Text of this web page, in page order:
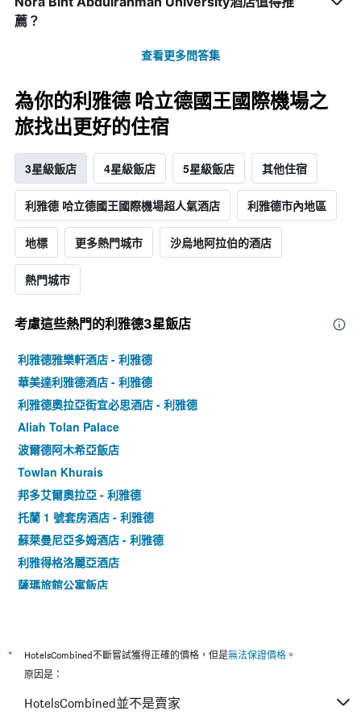
薦？
查看更多問答集
為你的利雅德 哈立德國王國際機場之
旅找出更好的住宿
3星級飯店 4星級飯店 5星級飯店 其他住宿
利雅德 哈立德國王國際機場超人氣酒店 利雅德市內地區
地標 更多熱門城市 沙烏地阿拉伯的酒店
熱門城市
考慮這些熱門的利雅德3星​飯店
利雅德雅樂軒酒店 - 利雅德
華美達利雅德酒店 - 利雅德
利雅德奧拉亞街宜必思酒店 - 利雅德
Aliah Tolan Palace
波爾德阿木希亞飯店
Towlan Khurais
邦多艾爾奧拉亞 - 利雅德
托蘭 1 號套房酒店 - 利雅德
蘇萊曼尼亞多姆酒店 - 利雅德
利雅得格洛麗亞酒店
薩瑪旅館公寓飯店
阿爾法拉赫布里阿哈亞套房酒店 - 利雅德
阿姆海德飯店 - 阿爾塔哈索希價值
阿貝爾亞斯敏 101
* HotelsCombined不斷嘗試獲得正確的價格，但是無法保證價格 。
原因是：
HotelsCombined並不是賣家